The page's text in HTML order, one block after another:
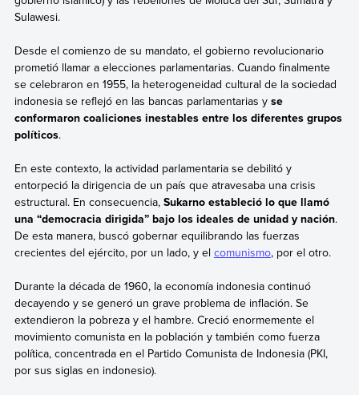
Sulawesi.
Desde el comienzo de su mandato, el gobierno revolucionario
prometió llamar a elecciones parlamentarias. Cuando finalmente
se celebraron en 1955, la heterogeneidad cultural de la sociedad
indonesia se reflejó en las bancas parlamentarias yse
conformaron coaliciones inestables entre los diferentes grupos
políticos.
En este contexto, la actividad parlamentaria se debilitó y
entorpeció la dirigencia de un país que atravesaba una crisis
estructural. En consecuencia,Sukarno estableció lo que llamó
una “democracia dirigida” bajo los ideales de unidad y nación.
De esta manera, buscó gobernar equilibrando las fuerzas
crecientes del ejército, por un lado, y el comunismo, por el otro.
Durante la década de 1960, la economía indonesia continuó
decayendo y se generó un grave problema de inflación. Se
extendieron la pobreza y el hambre. Creció enormemente el
movimiento comunista en la población y también como fuerza
política, concentrada en el Partido Comunista de Indonesia (PKI,
por sus siglas en indonesio).